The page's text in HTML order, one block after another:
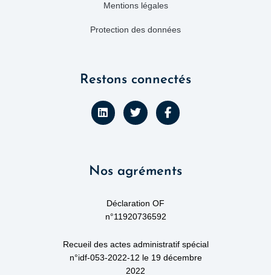
Mentions légales
Protection des données
Restons connectés
L
i
n
i
T
w
i
r
F
a
c
o
Nos agréments
Déclaration OF
n°11920736592
Recueil des actes administratif spécial
n°idf-053-2022-12 le 19 décembre
2022